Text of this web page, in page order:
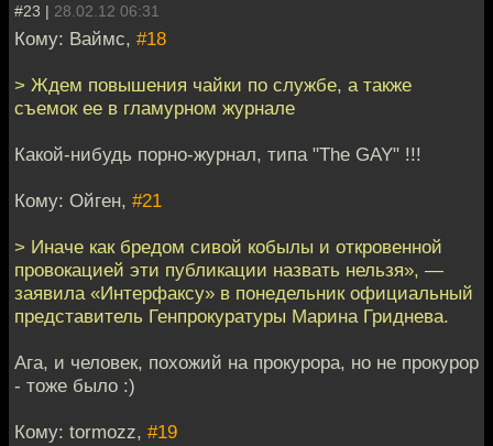
#23 | 28.02.12 06:31
Кому: Ваймс, #18
> Ждем повышения чайки по службе, а также
съемок ее в гламурном журнале
Какой-нибудь порно-журнал, типа "The GAY" !!!
Кому: Ойген, #21
> Иначе как бредом сивой кобылы и откровенной
провокацией эти публикации назвать нельзя», —
заявила «Интерфаксу» в понедельник официальный
представитель Генпрокуратуры Марина Гриднева.
Ага, и человек, похожий на прокурора, но не прокурор
- тоже было :)
Кому: tormozz, #19